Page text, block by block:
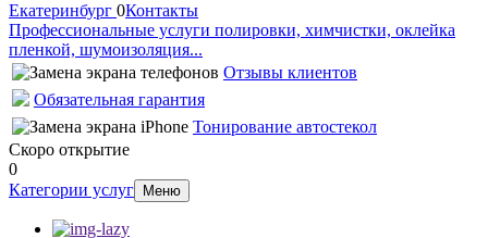
Екатеринбург 0Контакты
Профессиональные услуги полировки, химчистки, оклейка
пленкой, шумоизоляция...
Отзывы клиентов
Обязательная гарантия
Тонирование автостекол
Скоро открытие
0
Категории услуг
Меню